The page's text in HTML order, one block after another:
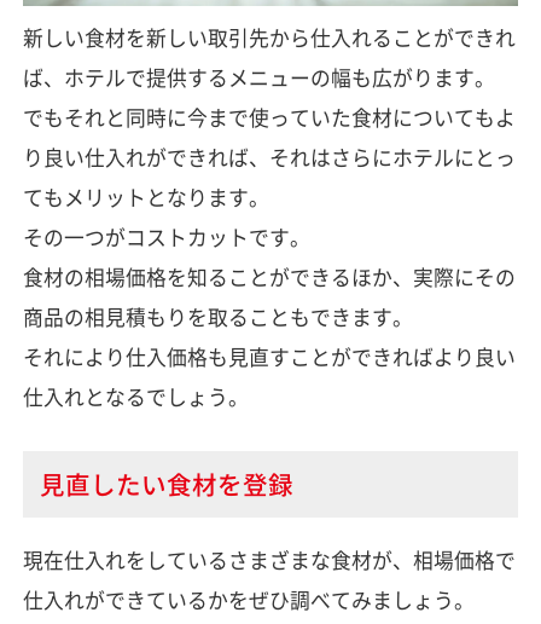
新しい食材を新しい取引先から仕入れることができれ
ば、ホテルで提供するメニューの幅も広がります。
でもそれと同時に今まで使っていた食材についてもよ
り良い仕入れができれば、それはさらにホテルにとっ
てもメリットとなります。
その一つがコストカットです。
食材の相場価格を知ることができるほか、実際にその
商品の相見積もりを取ることもできます。
それにより仕入価格も見直すことができればより良い
仕入れとなるでしょう。
見直したい食材を登録
現在仕入れをしているさまざまな食材が、相場価格で
仕入れができているかをぜひ調べてみましょう。